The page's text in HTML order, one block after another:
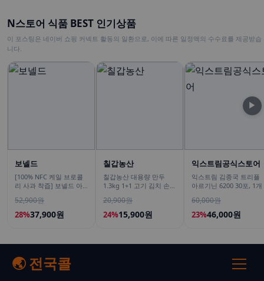
N스토어 식품 BEST 인기상품
이 포스팅은 네이버 쇼핑 커넥트 활동의 일환으로, 이에 따른 일정액의 수수료를 제공받습
니다.
보넬드
[100% NFC 케일 브로콜
리 사과 착즙] 보넬드 아
개
52,900원
28%37,900원
칠갑농산
칠갑농산 대용량 만두
1.3kg 1+1 고기 김치 손만
20,900원
24%15,900원
익스트림공식스토어
익스트림 김종국 트리플
아르기닌 6200 30포, 1개
60,000원
23%46,000원
▶
🌏 전국콜